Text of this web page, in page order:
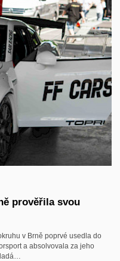
prověřila svou
v Brně poprvé usedla do
a absolvovala za jeho